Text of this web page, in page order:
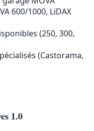
600/1000, LiDAX
(250, 300,
(Castorama,
1.0